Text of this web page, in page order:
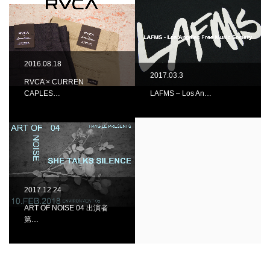
2016.08.18
RVCA × CURREN
CAPLES…
2017.03.3
LAFMS – Los An…
2017.12.24
ART OF NOISE 04 出演者
第…